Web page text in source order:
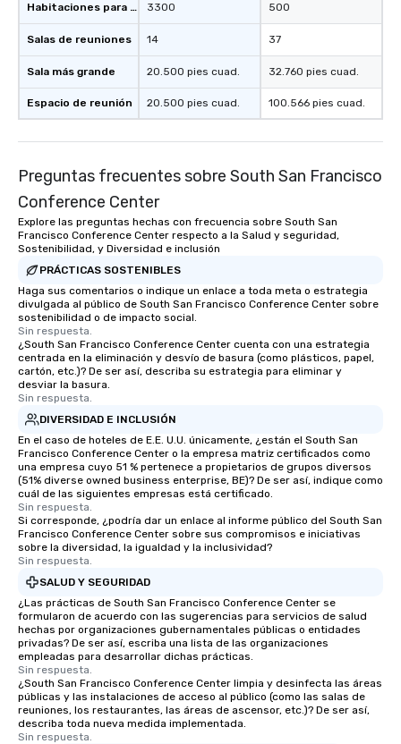
Habitaciones para huéspedes
Salas de reuniones
Sala más grande
Espacio de reunión
3300
14
20.500 pies cuad.
20.500 pies cuad.
500
37
32.760 pies cuad.
100.566 pies cuad.
Preguntas frecuentes sobre South San Francisco
Conference Center
Explore las preguntas hechas con frecuencia sobre South San
Francisco Conference Center respecto a la Salud y seguridad,
Sostenibilidad, y Diversidad e inclusión
PRÁCTICAS SOSTENIBLES
Haga sus comentarios o indique un enlace a toda meta o estrategia
divulgada al público de South San Francisco Conference Center sobre
sostenibilidad o de impacto social.
Sin respuesta.
¿South San Francisco Conference Center cuenta con una estrategia
centrada en la eliminación y desvío de basura (como plásticos, papel,
cartón, etc.)? De ser así, describa su estrategia para eliminar y
desviar la basura.
Sin respuesta.
DIVERSIDAD E INCLUSIÓN
En el caso de hoteles de E.E. U.U. únicamente, ¿están el South San
Francisco Conference Center o la empresa matriz certificados como
una empresa cuyo 51 % pertenece a propietarios de grupos diversos
(51% diverse owned business enterprise, BE)? De ser así, indique como
cuál de las siguientes empresas está certificado.
Sin respuesta.
Si corresponde, ¿podría dar un enlace al informe público del South San
Francisco Conference Center sobre sus compromisos e iniciativas
sobre la diversidad, la igualdad y la inclusividad?
Sin respuesta.
SALUD Y SEGURIDAD
¿Las prácticas de South San Francisco Conference Center se
formularon de acuerdo con las sugerencias para servicios de salud
hechas por organizaciones gubernamentales públicas o entidades
privadas? De ser así, escriba una lista de las organizaciones
empleadas para desarrollar dichas prácticas.
Sin respuesta.
¿South San Francisco Conference Center limpia y desinfecta las áreas
públicas y las instalaciones de acceso al público (como las salas de
reuniones, los restaurantes, las áreas de ascensor, etc.)? De ser así,
describa toda nueva medida implementada.
Sin respuesta.